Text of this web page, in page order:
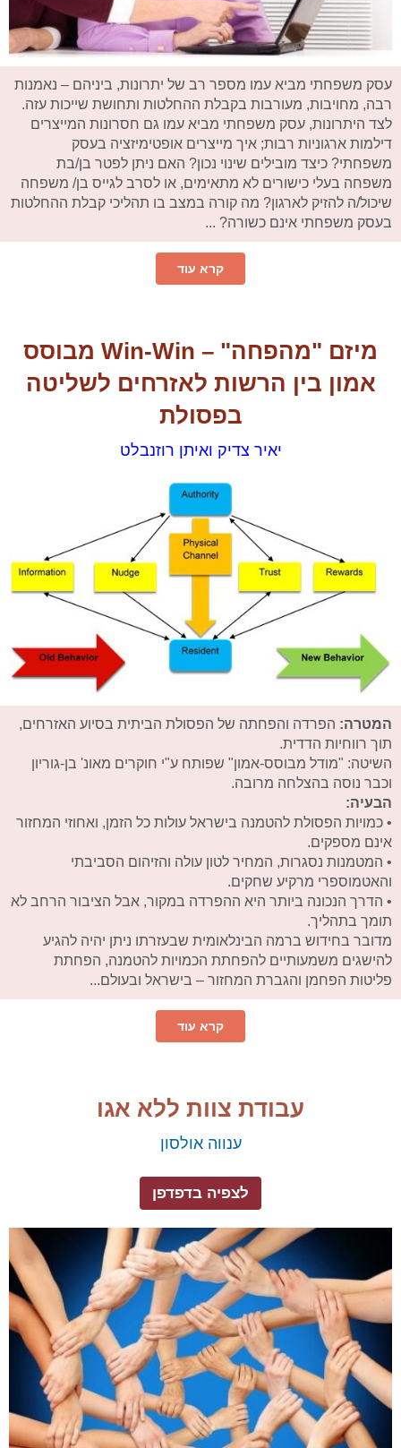
עסק משפחתי מביא עמו מספר רב של יתרונות, ביניהם – נאמנות
רבה, מחויבות, מעורבות בקבלת ההחלטות ותחושת שייכות עזה.
לצד היתרונות, עסק משפחתי מביא עמו גם חסרונות המייצרים
דילמות ארגוניות רבות; איך מייצרים אופטימיזציה בעסק
משפחתי? כיצד מובילים שינוי נכון? האם ניתן לפטר בן/בת
משפחה בעלי כישורים לא מתאימים, או לסרב לגייס בן/ משפחה
שיכול/ה להזיק לארגון? מה קורה במצב בו תהליכי קבלת ההחלטות
בעסק משפחתי אינם כשורה? ...
קרא עוד
​מיזם "מהפחה" – Win-Win מבוסס
אמון בין הרשות לאזרחים לשליטה
בפסולת
​​יאיר צדיק ואיתן רוזנבלט
המטרה: הפרדה והפחתה של הפסולת הביתית בסיוע האזרחים,
תוך רווחיות הדדית.
השיטה: "מודל מבוסס-אמון" שפותח ע"י חוקרים מאונ' בן-גוריון
וכבר נוסה בהצלחה מרובה.
הבעיה:
• כמויות הפסולת להטמנה בישראל עולות כל הזמן, ואחוזי המחזור
אינם מספקים.
• המטמנות נסגרות, המחיר לטון עולה והזיהום הסביבתי
והאטמוספרי מרקיע שחקים.
• הדרך הנכונה ביותר היא ההפרדה במקור, אבל הציבור הרחב לא
תומך בתהליך.
מדובר בחידוש ברמה הבינלאומית שבעזרתו ניתן יהיה להגיע
להישגים משמעותיים להפחתת הכמויות להטמנה, הפחתת
פליטות הפחמן והגברת המחזור – בישראל ובעולם...
קרא עוד
​עבודת צוות ללא אגו
​ענווה אולסון
לצפיה בדפדפן